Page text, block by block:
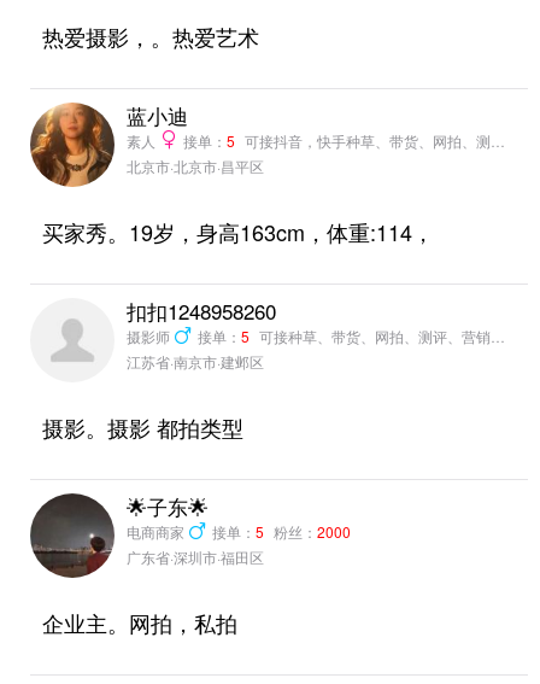
热爱摄影，。热爱艺术
蓝小迪
素人 接单： 5 可接抖音，快手种草、带货、网拍、测评、营销推广
北京市·北京市·昌平区
买家秀。19岁，身高163cm，体重:114，
扣扣1248958260
摄影师 接单： 5 可接种草、带货、网拍、测评、营销推广
江苏省·南京市·建邺区
摄影。摄影 都拍类型
🌟子东🌟
电商商家 接单： 5 粉丝： 2000
广东省·深圳市·福田区
企业主。网拍，私拍